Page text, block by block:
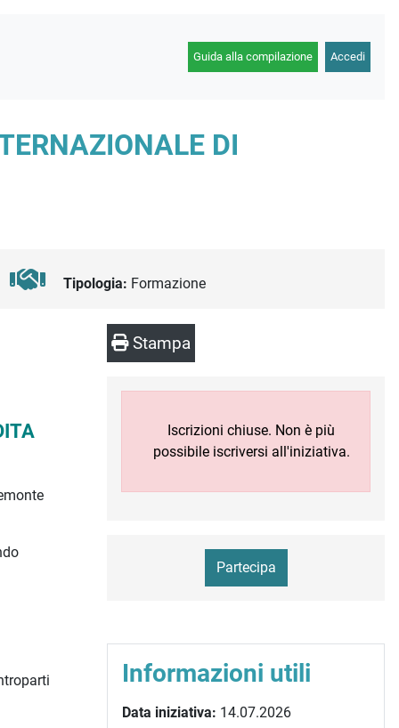
Guida alla compilazione Accedi
DI
Tipologia: Formazione
Stampa
Iscrizioni chiuse. Non è più
possibile iscriversi all'iniziativa.
Partecipa
Informazioni utili
Data iniziativa: 14.07.2026